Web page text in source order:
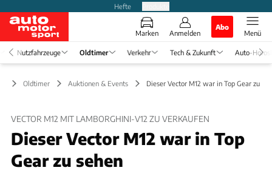
Hefte
Marken Anmelden
Abo
Menü
Nutzfahrzeuge Oldtimer Verkehr Tech & Zukunft Auto-
Oldtimer Auktionen & Events Dieser Vector M12 war in Top Gear zu
VECTOR M12 MIT LAMBORGHINI-V12 ZU VERKAUFEN
Dieser Vector M12 war in Top
Gear zu sehen